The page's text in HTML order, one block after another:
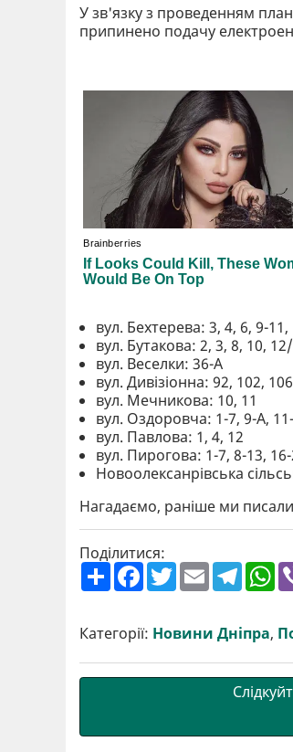
У зв'язку з проведенням
припинено подачу
вул. Бехтерева: 3, 4, 6, 9-
вул. Бутакова: 2, 3, 8, 10,
вул. Веселки: 36-А
вул. Дивізіонна: 92, 102,
вул. Мечникова: 10, 11
вул. Оздоровча: 1-7, 9-А,
вул. Павлова: 1, 4, 12
вул. Пирогова: 1-7, 8-13,
Новоолексанрівська
Нагадаємо, раніше ми
Поділитися:
П
о
р
и
F
a
b
o
T
w
t
e
E
m
l
T
e
g
r
W
h
s
A
Категорії: Новини Дніпра,